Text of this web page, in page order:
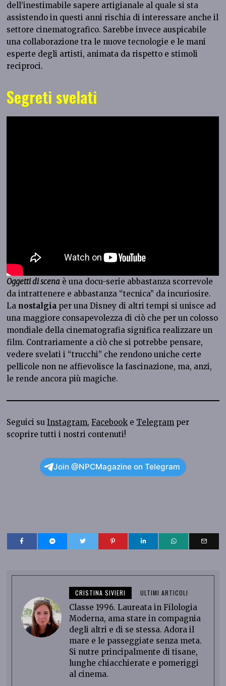
dell’inestimabile sapere artigianale al quale si sta
assistendo in questi anni rischia di interessare anche il
settore cinematografico. Sarebbe invece auspicabile
una collaborazione tra le nuove tecnologie e le mani
esperte degli artisti, animata da rispetto e stimoli
reciproci.
Segreti svelati
Oggetti di scena è una docu-serie abbastanza scorrevole
da intrattenere e abbastanza “tecnica” da incuriosire.
La nostalgia per una Disney di altri tempi si unisce ad
una maggiore consapevolezza di ciò che per un colosso
mondiale della cinematografia significa realizzare un
film. Contrariamente a ciò che si potrebbe pensare,
vedere svelati i “trucchi” che rendono uniche certe
pellicole non ne affievolisce la fascinazione, ma, anzi,
le rende ancora più magiche.
Seguici suInstagram,Facebook e Telegram per
scoprire tutti i nostri contenuti!
Join @NPCMagazine on Telegram
CRISTINA SIVIERI ULTIMI ARTICOLI
Classe 1996. Laureata in Filologia
Moderna, ama stare in compagnia
degli altri e di se stessa. Adora il
mare e le passeggiate senza meta.
Si nutre principalmente di tisane,
lunghe chiacchierate e pomeriggi
al cinema.